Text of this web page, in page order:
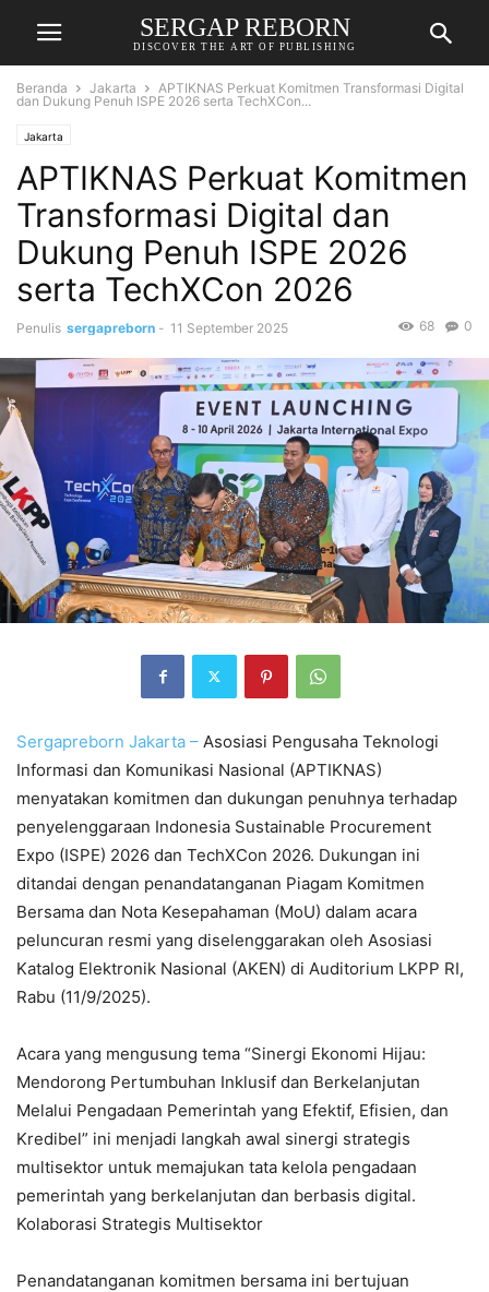
SERGAP REBORN
DISCOVER THE ART OF PUBLISHING
Beranda Jakarta
APTIKNAS Perkuat Komitmen Transformasi Digital
dan Dukung Penuh ISPE 2026 serta TechXCon...
Jakarta
APTIKNAS Perkuat Komitmen
Transformasi Digital dan
Dukung Penuh ISPE 2026
serta TechXCon 2026
Penulis sergapreborn - 11 September 2025 0
68
Sergapreborn Jakarta – Asosiasi Pengusaha Teknologi
Informasi dan Komunikasi Nasional (APTIKNAS)
menyatakan komitmen dan dukungan penuhnya terhadap
penyelenggaraan Indonesia Sustainable Procurement
Expo (ISPE) 2026 dan TechXCon 2026. Dukungan ini
ditandai dengan penandatanganan Piagam Komitmen
Bersama dan Nota Kesepahaman (MoU) dalam acara
peluncuran resmi yang diselenggarakan oleh Asosiasi
Katalog Elektronik Nasional (AKEN) di Auditorium LKPP RI,
Rabu (11/9/2025).
Acara yang mengusung tema “Sinergi Ekonomi Hijau:
Mendorong Pertumbuhan Inklusif dan Berkelanjutan
Melalui Pengadaan Pemerintah yang Efektif, Efisien, dan
Kredibel” ini menjadi langkah awal sinergi strategis
multisektor untuk memajukan tata kelola pengadaan
pemerintah yang berkelanjutan dan berbasis digital.
Kolaborasi Strategis Multisektor
Penandatanganan komitmen bersama ini bertujuan